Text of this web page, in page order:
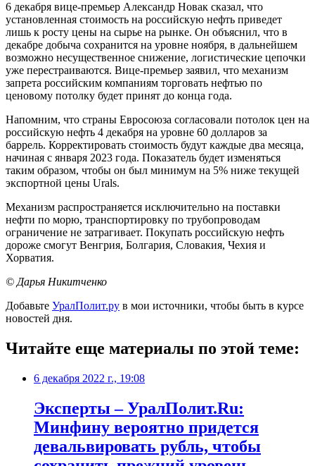
6 декабря вице-премьер Александр Новак сказал, что
установленная стоимость на российскую нефть приведет
лишь к росту цены на сырье на рынке. Он объяснил, что в
декабре добыча сохранится на уровне ноября, в дальнейшем
возможно несущественное снижение, логистические цепочки
уже перестраиваются. Вице-премьер заявил, что механизм
запрета российским компаниям торговать нефтью по
ценовому потолку будет принят до конца года.
Напомним, что страны Евросоюза согласовали потолок цен на
российскую нефть 4 декабря на уровне 60 долларов за
баррель. Корректировать стоимость будут каждые два месяца,
начиная с января 2023 года. Показатель будет изменяться
таким образом, чтобы он был минимум на 5% ниже текущей
экспортной цены Urals.
Механизм распространяется исключительно на поставки
нефти по морю, транспортировку по трубопроводам
ограничение не затрагивает. Покупать российскую нефть
дороже смогут Венгрия, Болгария, Словакия, Чехия и
Хорватия.
© Дарья Никитченко
Добавьте УралПолит.ру в мои источники, чтобы быть в курсе
новостей дня.
Читайте еще материалы по этой теме:
6 декабря 2022 г., 19:08
Эксперты – УралПолит.Ru:
Минфину вероятно придется
девальвировать рубль, чтобы